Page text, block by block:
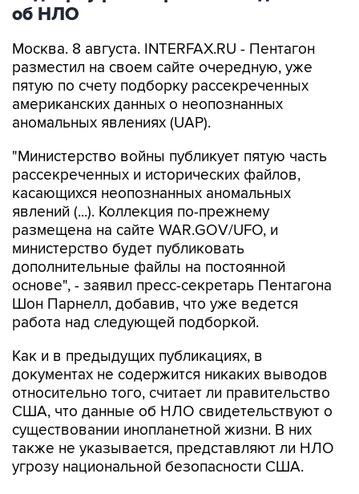
Москва. 8 августа. INTERFAX.RU - Пентагон
пятую по счету подборку рассекреченных
американских данных о неопознанных
аномальных явлениях (UAP).
"Министерство войны публикует пятую часть
касающихся неопознанных аномальных
явлений (...). Коллекция по-прежнему
размещена на сайте WAR.GOV/UFO, и
министерство будет публиковать
дополнительные файлы на постоянной
основе", - заявил пресс-секретарь Пентагона
Шон Парнелл, добавив, что уже ведется
работа над следующей подборкой.
Как и в предыдущих публикациях, в
относительно того, считает ли правительство
США, что данные об НЛО свидетельствуют о
существовании инопланетной жизни. В них
также не указывается, представляют ли НЛО
угрозу национальной безопасности США.
В Пентагоне подчеркивают, что публикация